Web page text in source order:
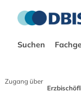
Suchen
Zugang über